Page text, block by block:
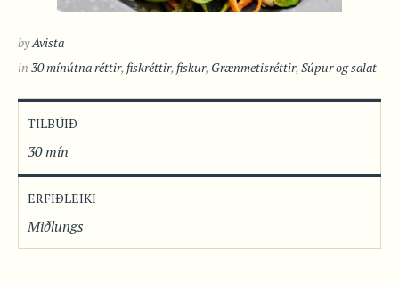
byAvista
in 30 mínútna réttir, fiskréttir, fiskur, Grænmetisréttir,Súpur og salat
TILBÚIÐ
30 mín
ERFIÐLEIKI
Miðlungs